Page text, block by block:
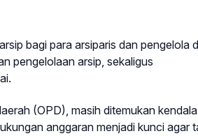
bagi para arsiparis dan pengelola
pengelolaan arsip, sekaligus
(OPD), masih ditemukan kendala
anggaran menjadi kunci agar